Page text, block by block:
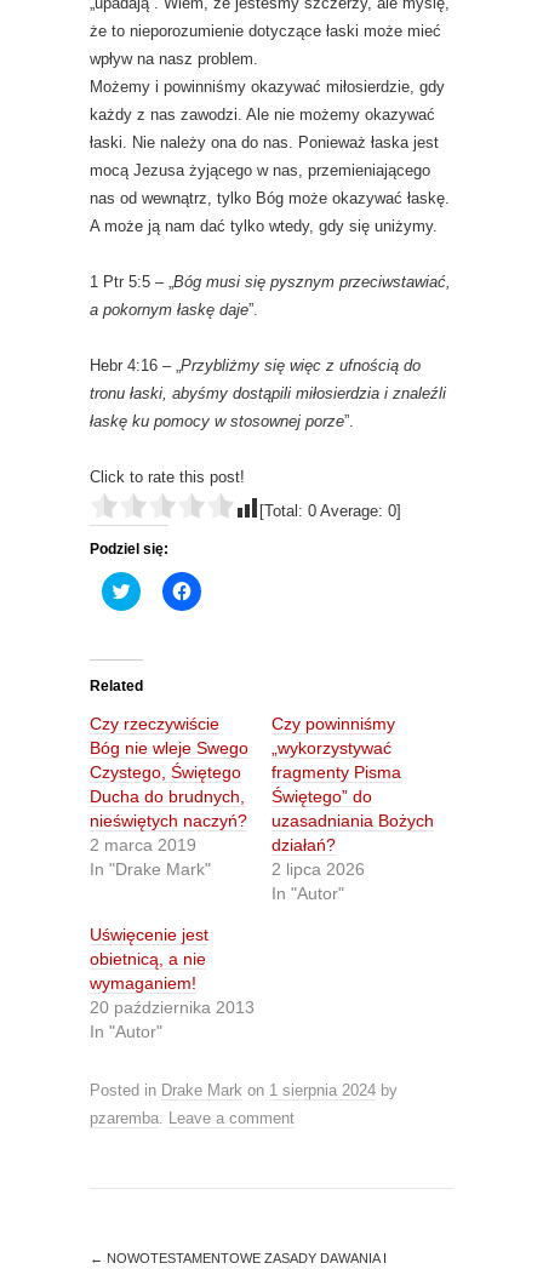
że to nieporozumienie dotyczące łaski może mieć
wpływ na nasz problem.
Możemy i powinniśmy okazywać miłosierdzie, gdy
każdy z nas zawodzi. Ale nie możemy okazywać
łaski. Nie należy ona do nas. Ponieważ łaska jest
mocą Jezusa żyjącego w nas, przemieniającego
nas od wewnątrz, tylko Bóg może okazywać łaskę.
A może ją nam dać tylko wtedy, gdy się uniżymy.
1 Ptr 5:5 – „Bóg musi się pysznym przeciwstawiać,
a pokornym łaskę daje”.
Hebr 4:16 – „Przybliżmy się więc z ufnością do
tronu łaski, abyśmy dostąpili miłosierdzia i znaleźli
łaskę ku pomocy w stosownej porze”.
Click to rate this post!
[Total: 0 Average: 0]
Podziel się:
C
l
t
o
s
a
r
e
o
n
T
w
i
t
t
O
p
e
n
s
i
n
n
w
n
)
C
l
h
a
r
e
o
n
F
a
c
e
b
(
O
p
e
n
s
w
w
i
w
Related
Czy rzeczywiście
Bóg nie wleje Swego
Czystego, Świętego
Ducha do brudnych,
nieświętych naczyń?
2 marca 2019
In "Drake Mark"
Czy powinniśmy
„wykorzystywać
fragmenty Pisma
Świętego” do
uzasadniania Bożych
działań?
2 lipca 2026
In "Autor"
Uświęcenie jest
obietnicą, a nie
wymaganiem!
20 października 2013
In "Autor"
Posted in Drake Mark on 1 sierpnia 2024 by
pzaremba. Leave a comment
← NOWOTESTAMENTOWE ZASADY DAWANIA I